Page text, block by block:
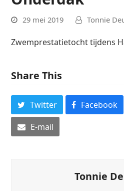
29 mei 2019 Tonnie
Zwemprestatietocht tijdens
Share This
Twitter Facebook
E-mail
Tonnie